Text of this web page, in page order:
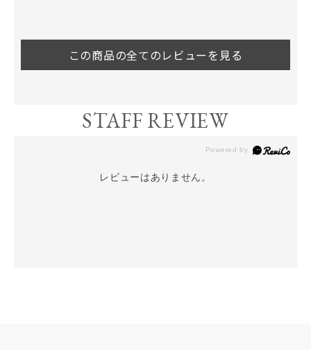
この商品の全てのレビューを見る
STAFF REVIEW
レビューはありません。